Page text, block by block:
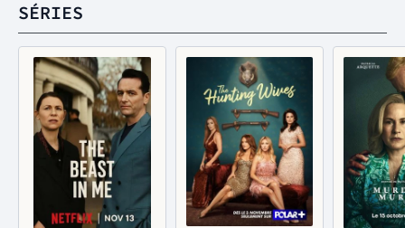
SÉRIES